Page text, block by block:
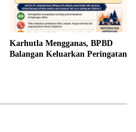
Karhutla Mengganas, BPBD
Balangan Keluarkan Peringatan